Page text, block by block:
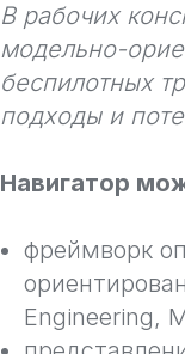
В рабочих
модельно-
беспилотных
подходы и
Навигатор
фреймворк
Engineering,